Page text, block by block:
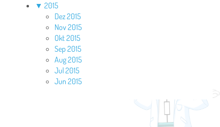
▼ 2015
Dez 2015
Nov 2015
Okt 2015
Sep 2015
Aug 2015
Jul 2015
Jun 2015